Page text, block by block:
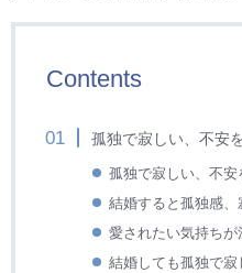
Contents
孤独で寂しい、不安
孤独で寂しい、不安
結婚すると孤独感、
愛されたい気持ちが
結婚しても孤独で